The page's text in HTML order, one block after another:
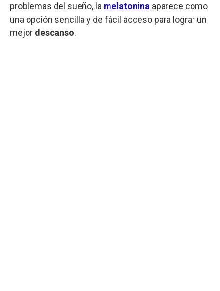
problemas del sueño, la melatonina aparece como
una opción sencilla y de fácil acceso para lograr un
mejor descanso.